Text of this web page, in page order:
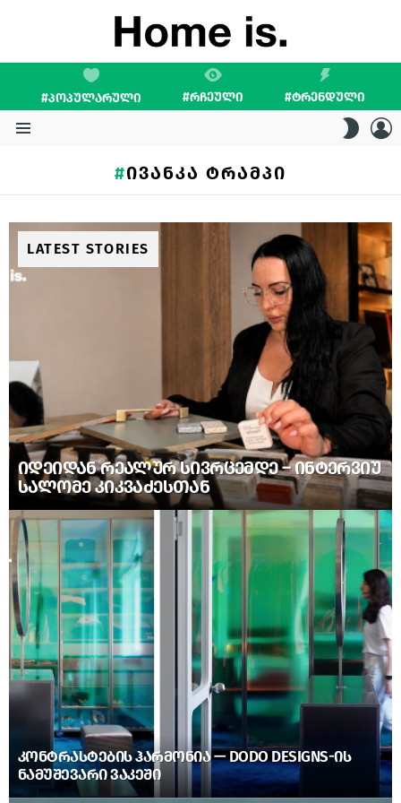
#ᲞᲝᲞᲣᲚᲐᲠᲣᲚᲘ #ᲠᲩᲔᲣᲚᲘ #ᲢᲠᲔᲜᲓᲣᲚᲘ
SKIN
ᲘᲕᲐᲜᲙᲐ ᲢᲠᲐᲛᲞᲘ
LATEST STORIES
ᲘᲓᲔᲘᲓᲐᲜ ᲠᲔᲐᲚᲣᲠ ᲡᲘᲕᲠᲪᲔᲛᲓᲔ – ᲘᲜᲢᲔᲠᲕᲘᲣ
ᲡᲐᲚᲝᲛᲔ ᲙᲘᲙᲕᲐᲫᲔᲡᲗᲐᲜ
ᲙᲝᲜᲢᲠᲐᲡᲢᲔᲑᲘᲡ ᲰᲐᲠᲛᲝᲜᲘᲐ — DODO DESIGNS-ᲘᲡ
ᲜᲐᲛᲣᲨᲔᲕᲐᲠᲘ ᲕᲐᲙᲔᲨᲘ